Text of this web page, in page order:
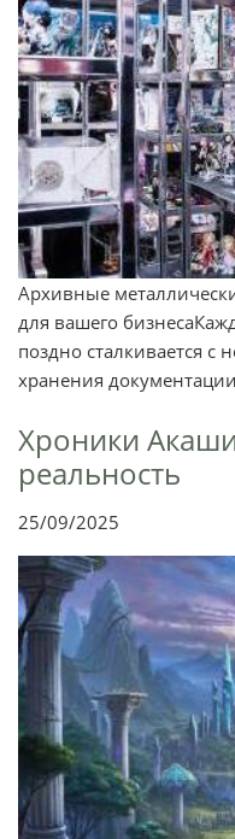
Архивные
для вашего
поздно сталкивается с
хранения
Хроники
реальность
25/09/2025